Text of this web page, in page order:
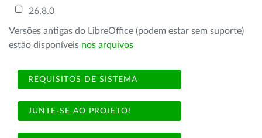
26.8.0
Versões antigas do LibreOffice (podem estar sem suporte)
estão disponíveis nos arquivos
REQUISITOS DE SISTEMA
JUNTE-SE AO PROJETO!